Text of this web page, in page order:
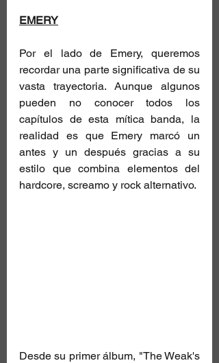
EMERY
Por el lado de Emery, queremos
recordar una parte significativa de su
vasta trayectoria. Aunque algunos
pueden no conocer todos los
capítulos de esta mítica banda, la
realidad es que Emery marcó un
antes y un después gracias a su
estilo que combina elementos del
hardcore, screamo y rock alternativo.
Desde su primer álbum, "The Weak's